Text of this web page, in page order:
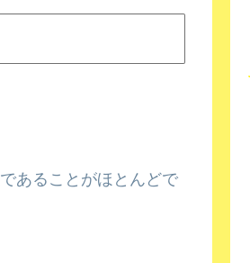
であることがほとんどで